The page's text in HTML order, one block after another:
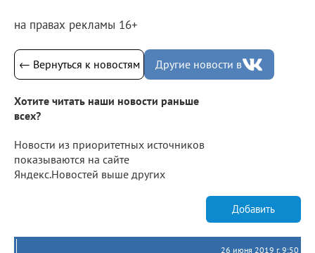
на правах рекламы 16+
← Вернуться к новостям Другие новости в
Хотите читать наши новости раньше
всех?
Новости из приоритетных источников
показываются на сайте
Яндекс.Новостей выше других
Добавить
26 июня 2019 г. 9:50